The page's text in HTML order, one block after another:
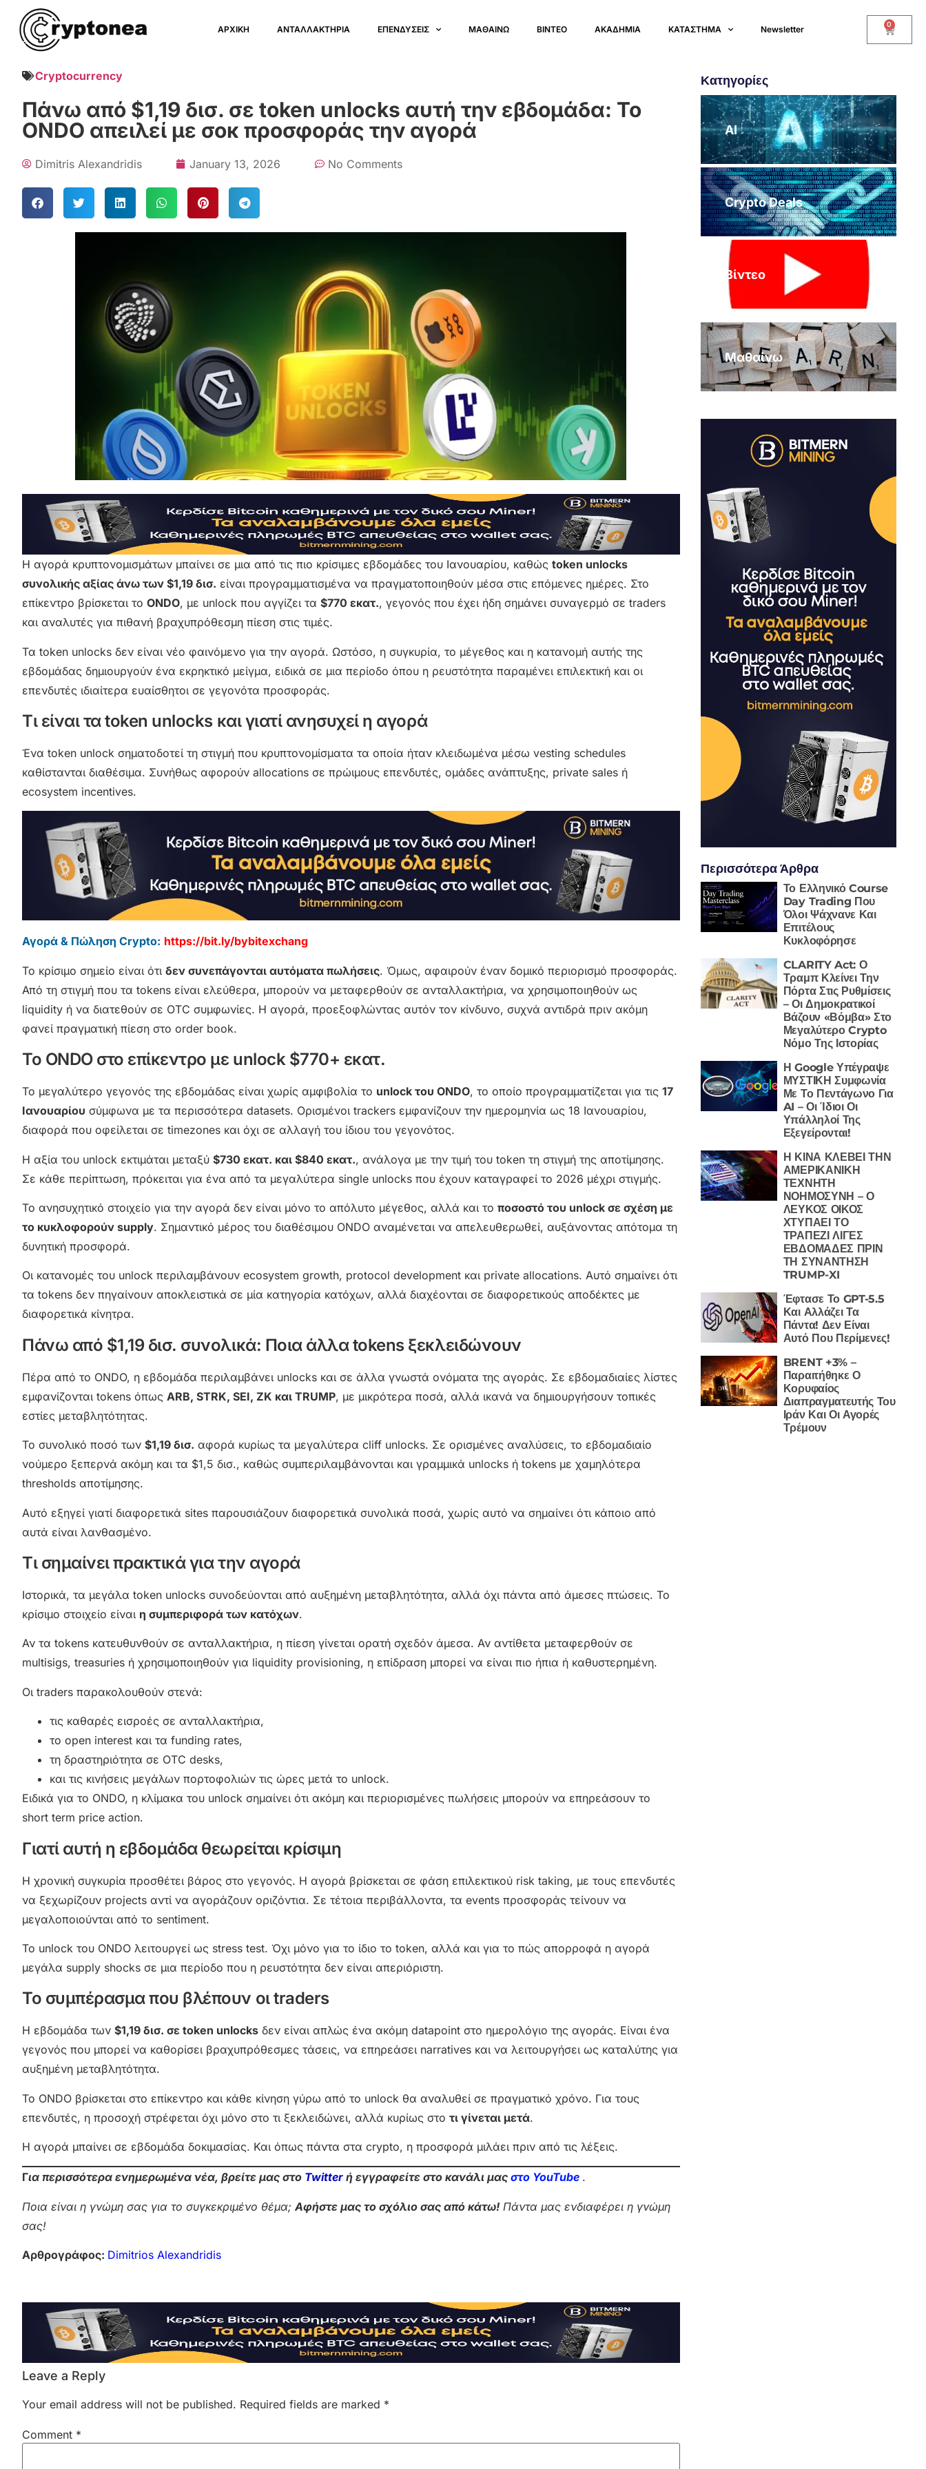
ΑΡΧΙΚΗ ΑΝΤΑΛΛΑΚΤΗΡΙΑ ΕΠΕΝΔΥΣΕΙΣ ΜΑΘΑΙΝΩ ΒΙΝΤΕΟ ΑΚΑΔΗΜΙΑ ΚΑΤΑΣΤΗΜΑ Newsletter 0
Cryptocurrency
Πάνω από $1,19 δισ. σε token unlocks αυτή την εβδομάδα: Το
ONDO απειλεί με σοκ προσφοράς την αγορά
Dimitris Alexandridis January 13, 2026 No Comments
Η αγορά κρυπτονομισμάτων μπαίνει σε μια από τις πιο κρίσιμες εβδομάδες του Ιανουαρίου, καθώς token unlocks
συνολικής αξίας άνω των $1,19 δισ. είναι προγραμματισμένα να πραγματοποιηθούν μέσα στις επόμενες ημέρες. Στο
επίκεντρο βρίσκεται το ONDO, με unlock που αγγίζει τα $770 εκατ., γεγονός που έχει ήδη σημάνει συναγερμό σε traders
και αναλυτές για πιθανή βραχυπρόθεσμη πίεση στις τιμές.
Τα token unlocks δεν είναι νέο φαινόμενο για την αγορά. Ωστόσο, η συγκυρία, το μέγεθος και η κατανομή αυτής της
εβδομάδας δημιουργούν ένα εκρηκτικό μείγμα, ειδικά σε μια περίοδο όπου η ρευστότητα παραμένει επιλεκτική και οι
επενδυτές ιδιαίτερα ευαίσθητοι σε γεγονότα προσφοράς.
Τι είναι τα token unlocks και γιατί ανησυχεί η αγορά
Ένα token unlock σηματοδοτεί τη στιγμή που κρυπτονομίσματα τα οποία ήταν κλειδωμένα μέσω vesting schedules
καθίστανται διαθέσιμα. Συνήθως αφορούν allocations σε πρώιμους επενδυτές, ομάδες ανάπτυξης, private sales ή
ecosystem incentives.
Αγορά & Πώληση Crypto: https://bit.ly/bybitexchang
Το κρίσιμο σημείο είναι ότι δεν συνεπάγονται αυτόματα πωλήσεις. Όμως, αφαιρούν έναν δομικό περιορισμό προσφοράς.
Από τη στιγμή που τα tokens είναι ελεύθερα, μπορούν να μεταφερθούν σε ανταλλακτήρια, να χρησιμοποιηθούν ως
liquidity ή να διατεθούν σε OTC συμφωνίες. Η αγορά, προεξοφλώντας αυτόν τον κίνδυνο, συχνά αντιδρά πριν ακόμη
φανεί πραγματική πίεση στο order book.
Το ONDO στο επίκεντρο με unlock $770+ εκατ.
Το μεγαλύτερο γεγονός της εβδομάδας είναι χωρίς αμφιβολία το unlock του ONDO, το οποίο προγραμματίζεται για τις 17
Ιανουαρίου σύμφωνα με τα περισσότερα datasets. Ορισμένοι trackers εμφανίζουν την ημερομηνία ως 18 Ιανουαρίου,
διαφορά που οφείλεται σε timezones και όχι σε αλλαγή του ίδιου του γεγονότος.
Η αξία του unlock εκτιμάται μεταξύ $730 εκατ. και $840 εκατ., ανάλογα με την τιμή του token τη στιγμή της αποτίμησης.
Σε κάθε περίπτωση, πρόκειται για ένα από τα μεγαλύτερα single unlocks που έχουν καταγραφεί το 2026 μέχρι στιγμής.
Το ανησυχητικό στοιχείο για την αγορά δεν είναι μόνο το απόλυτο μέγεθος, αλλά και το ποσοστό του unlock σε σχέση με
το κυκλοφορούν supply. Σημαντικό μέρος του διαθέσιμου ONDO αναμένεται να απελευθερωθεί, αυξάνοντας απότομα τη
δυνητική προσφορά.
Οι κατανομές του unlock περιλαμβάνουν ecosystem growth, protocol development και private allocations. Αυτό σημαίνει ότι
τα tokens δεν πηγαίνουν αποκλειστικά σε μία κατηγορία κατόχων, αλλά διαχέονται σε διαφορετικούς αποδέκτες με
διαφορετικά κίνητρα.
Πάνω από $1,19 δισ. συνολικά: Ποια άλλα tokens ξεκλειδώνουν
Πέρα από το ONDO, η εβδομάδα περιλαμβάνει unlocks και σε άλλα γνωστά ονόματα της αγοράς. Σε εβδομαδιαίες λίστες
εμφανίζονται tokens όπως ARB, STRK, SEI, ZK και TRUMP, με μικρότερα ποσά, αλλά ικανά να δημιουργήσουν τοπικές
εστίες μεταβλητότητας.
Το συνολικό ποσό των $1,19 δισ. αφορά κυρίως τα μεγαλύτερα cliff unlocks. Σε ορισμένες αναλύσεις, το εβδομαδιαίο
νούμερο ξεπερνά ακόμη και τα $1,5 δισ., καθώς συμπεριλαμβάνονται και γραμμικά unlocks ή tokens με χαμηλότερα
thresholds αποτίμησης.
Αυτό εξηγεί γιατί διαφορετικά sites παρουσιάζουν διαφορετικά συνολικά ποσά, χωρίς αυτό να σημαίνει ότι κάποιο από
αυτά είναι λανθασμένο.
Τι σημαίνει πρακτικά για την αγορά
Ιστορικά, τα μεγάλα token unlocks συνοδεύονται από αυξημένη μεταβλητότητα, αλλά όχι πάντα από άμεσες πτώσεις. Το
κρίσιμο στοιχείο είναι η συμπεριφορά των κατόχων.
Αν τα tokens κατευθυνθούν σε ανταλλακτήρια, η πίεση γίνεται ορατή σχεδόν άμεσα. Αν αντίθετα μεταφερθούν σε
multisigs, treasuries ή χρησιμοποιηθούν για liquidity provisioning, η επίδραση μπορεί να είναι πιο ήπια ή καθυστερημένη.
Οι traders παρακολουθούν στενά:
τις καθαρές εισροές σε ανταλλακτήρια,
το open interest και τα funding rates,
τη δραστηριότητα σε OTC desks,
και τις κινήσεις μεγάλων πορτοφολιών τις ώρες μετά το unlock.
Ειδικά για το ONDO, η κλίμακα του unlock σημαίνει ότι ακόμη και περιορισμένες πωλήσεις μπορούν να επηρεάσουν το
short term price action.
Γιατί αυτή η εβδομάδα θεωρείται κρίσιμη
Η χρονική συγκυρία προσθέτει βάρος στο γεγονός. Η αγορά βρίσκεται σε φάση επιλεκτικού risk taking, με τους επενδυτές
να ξεχωρίζουν projects αντί να αγοράζουν οριζόντια. Σε τέτοια περιβάλλοντα, τα events προσφοράς τείνουν να
μεγαλοποιούνται από το sentiment.
Το unlock του ONDO λειτουργεί ως stress test. Όχι μόνο για το ίδιο το token, αλλά και για το πώς απορροφά η αγορά
μεγάλα supply shocks σε μια περίοδο που η ρευστότητα δεν είναι απεριόριστη.
Το συμπέρασμα που βλέπουν οι traders
Η εβδομάδα των $1,19 δισ. σε token unlocks δεν είναι απλώς ένα ακόμη datapoint στο ημερολόγιο της αγοράς. Είναι ένα
γεγονός που μπορεί να καθορίσει βραχυπρόθεσμες τάσεις, να επηρεάσει narratives και να λειτουργήσει ως καταλύτης για
αυξημένη μεταβλητότητα.
Το ONDO βρίσκεται στο επίκεντρο και κάθε κίνηση γύρω από το unlock θα αναλυθεί σε πραγματικό χρόνο. Για τους
επενδυτές, η προσοχή στρέφεται όχι μόνο στο τι ξεκλειδώνει, αλλά κυρίως στο τι γίνεται μετά.
Η αγορά μπαίνει σε εβδομάδα δοκιμασίας. Και όπως πάντα στα crypto, η προσφορά μιλάει πριν από τις λέξεις.
Για περισσότερα ενημερωμένα νέα, βρείτε μας στο Twitter ή εγγραφείτε στο κανάλι μας στο YouTube .
Ποια είναι η γνώμη σας για το συγκεκριμένο θέμα; Αφήστε μας το σχόλιο σας από κάτω! Πάντα μας ενδιαφέρει η γνώμη
σας!
Αρθρογράφος: Dimitrios Alexandridis
Leave a Reply
Your email address will not be published. Required fields are marked *
Comment *
Κατηγορίες
AI
Crypto Deals
Βίντεο
Μαθαίνω
Περισσότερα Άρθρα
Το Ελληνικό Course
Day Trading Που
Όλοι Ψάχνανε Και
Επιτέλους
Κυκλοφόρησε
CLARITY Act: Ο
Τραμπ Κλείνει Την
Πόρτα Στις Ρυθμίσεις
– Οι Δημοκρατικοί
Βάζουν «Βόμβα» Στο
Μεγαλύτερο Crypto
Νόμο Της Ιστορίας
Η Google Υπέγραψε
ΜΥΣΤΙΚΗ Συμφωνία
Με Το Πεντάγωνο Για
AI – Οι Ίδιοι Οι
Υπάλληλοί Της
Εξεγείρονται!
Η ΚΙΝΑ ΚΛΕΒΕΙ ΤΗΝ
ΑΜΕΡΙΚΑΝΙΚΗ
ΤΕΧΝΗΤΗ
ΝΟΗΜΟΣΥΝΗ – Ο
ΛΕΥΚΟΣ ΟΙΚΟΣ
ΧΤΥΠΑΕΙ ΤΟ
ΤΡΑΠΕΖΙ ΛΙΓΕΣ
ΕΒΔΟΜΑΔΕΣ ΠΡΙΝ
ΤΗ ΣΥΝΑΝΤΗΣΗ
TRUMP-XI
Έφτασε Το GPT-5.5
Και Αλλάζει Τα
Πάντα! Δεν Είναι
Αυτό Που Περίμενες!
BRENT +3% –
Παραιτήθηκε Ο
Κορυφαίος
Διαπραγματευτής Του
Ιράν Και Οι Αγορές
Τρέμουν